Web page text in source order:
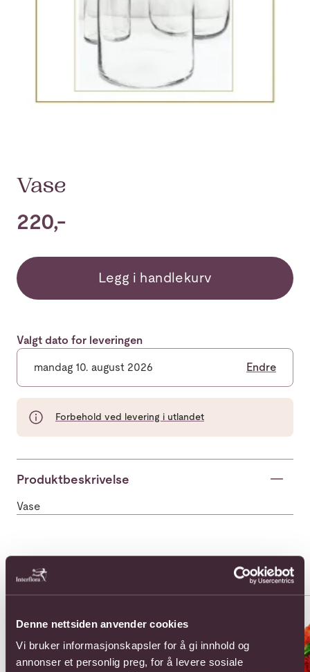
Denne nettsiden anvender cookies
Vi bruker informasjonskapsler for å gi innhold og
annonser et personlig preg, for å levere sosiale
Vase
220,-
Legg i handlekurv
Valgt dato for leveringen
mandag 10. august 2026 Endre
Forbehold ved levering i utlandet
Produktbeskrivelse
Vase
Populære buketter i Hellas Se alle